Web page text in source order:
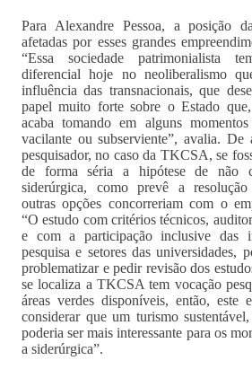
Para Alexandre Pessoa, a posição
afetadas por esses grandes
“Essa sociedade patrimonialista
diferencial hoje no neoliberalismo
influência das transnacionais, que
papel muito forte sobre o Estado
acaba tomando em alguns
vacilante ou subserviente”, avalia. De
pesquisador, no caso da TKCSA, se
de forma séria a hipótese de não
siderúrgica, como prevê a
outras opções concorreriam com o
“O estudo com critérios técnicos,
e com a participação inclusive das
pesquisa e setores das universidades,
problematizar e pedir revisão dos
se localiza a TKCSA tem vocação
áreas verdes disponíveis, então, este
considerar que um turismo
poderia ser mais interessante para os
a siderúrgica”.